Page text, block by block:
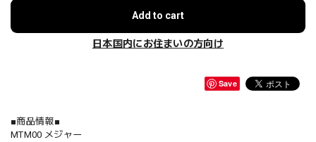
Add to cart
日本国内にお住まいの方向け
Save
■商品情報■
MTM00 メジャー